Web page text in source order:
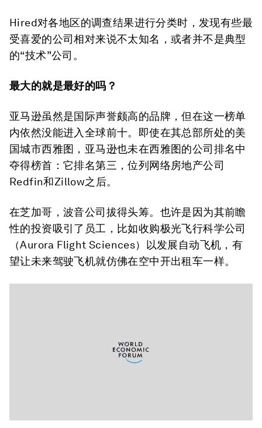
Hired对各地区的调查结果进行分类时，发现有些最
受喜爱的公司相对来说不太知名，或者并不是典型
的“技术”公司。
最大的就是最好的吗？
亚马逊虽然是国际声誉颇高的品牌，但在这一榜单
内依然没能进入全球前十。即使在其总部所处的美
国城市西雅图，亚马逊也未在西雅图的公司排名中
夺得榜首：它排名第三，位列网络房地产公司
Redfin和Zillow之后。
在芝加哥，波音公司拔得头筹。也许是因为其前瞻
性的投资吸引了员工，比如收购极光飞行科学公司
（Aurora Flight Sciences）以发展自动飞机，有
望让未来驾驶飞机就仿佛在空中开出租车一样。